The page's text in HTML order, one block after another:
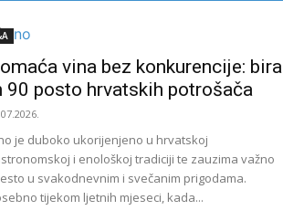
vina bez konkurencije: bira
90 posto hrvatskih potrošača
je duboko ukorijenjeno u hrvatskoj
i enološkoj tradiciji te zauzima važno
u svakodnevnim i svečanim prigodama.
tijekom ljetnih mjeseci, kada...